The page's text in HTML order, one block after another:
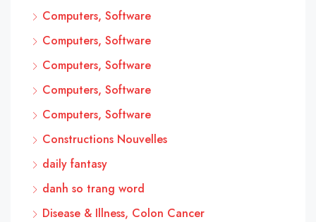
Computers, Software
Computers, Software
Computers, Software
Computers, Software
Computers, Software
Constructions Nouvelles
daily fantasy
danh so trang word
Disease & Illness, Colon Cancer